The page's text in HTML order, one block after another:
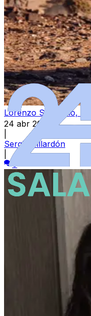
Lorenzo Santolino,
24 abr 2026
Sergio Villardón